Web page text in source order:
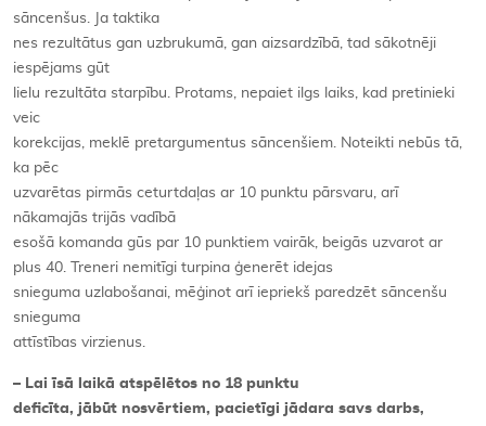
sāncenšus. Ja taktika
nes rezultātus gan uzbrukumā, gan aizsardzībā, tad sākotnēji
iespējams gūt
lielu rezultāta starpību. Protams, nepaiet ilgs laiks, kad pretinieki
veic
korekcijas, meklē pretargumentus sāncenšiem. Noteikti nebūs tā,
ka pēc
uzvarētas pirmās ceturtdaļas ar 10 punktu pārsvaru, arī
nākamajās trijās vadībā
esošā komanda gūs par 10 punktiem vairāk, beigās uzvarot ar
plus 40.
Treneri nemitīgi turpina ģenerēt idejas
snieguma uzlabošanai, mēģinot arī iepriekš paredzēt sāncenšu
snieguma
attīstības virzienus.
– Lai īsā laikā atspēlētos no 18 punktu
deficīta, jābūt nosvērtiem, pacietīgi jādara savs darbs,